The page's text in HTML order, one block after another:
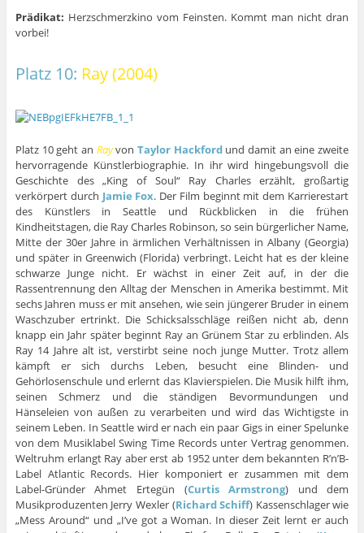
Prädikat: Herzschmerzkino vom Feinsten. Kommt man nicht dran
vorbei!
Platz 10: Ray (2004)
Platz 10 geht an RayvonTaylor Hackfordund damit an eine zweite
hervorragende Künstlerbiographie. In ihr wird hingebungsvoll die
Geschichte des „King of Soul“ Ray Charles erzählt, großartig
verkörpert durch Jamie Fox. Der Film beginnt mit dem Karrierestart
des Künstlers in Seattle und Rückblicken in die frühen
Kindheitstagen, die Ray Charles Robinson, so sein bürgerlicher Name,
Mitte der 30er Jahre in ärmlichen Verhältnissen in Albany (Georgia)
und später in Greenwich (Florida) verbringt. Leicht hat es der kleine
schwarze Junge nicht. Er wächst in einer Zeit auf, in der die
Rassentrennung den Alltag der Menschen in Amerika bestimmt. Mit
sechs Jahren muss er mit ansehen, wie sein jüngerer Bruder in einem
Waschzuber ertrinkt. Die Schicksalsschläge reißen nicht ab, denn
knapp ein Jahr später beginnt Ray an Grünem Star zu erblinden. Als
Ray 14 Jahre alt ist, verstirbt seine noch junge Mutter. Trotz allem
kämpft er sich durchs Leben, besucht eine Blinden- und
Gehörlosenschule und erlernt das Klavierspielen. Die Musik hilft ihm,
seinen Schmerz und die ständigen Bevormundungen und
Hänseleien von außen zu verarbeiten und wird das Wichtigste in
seinem Leben. In Seattle wird er nach ein paar Gigs in einer Spelunke
von dem Musiklabel Swing Time Records unter Vertrag genommen.
Weltruhm erlangt Ray aber erst ab 1952 unter dem bekannten R’n’B-
Label Atlantic Records. Hier komponiert er zusammen mit dem
Label-Gründer Ahmet Ertegün (Curtis Armstrong) und dem
Musikproduzenten Jerry Wexler (Richard Schiff) Kassenschlager wie
„Mess Around“ und „I’ve got a Woman. In dieser Zeit lernt er auch